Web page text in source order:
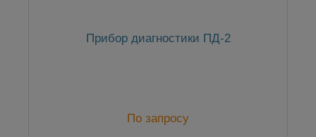
Прибор диагностики ПД-2
По запросу